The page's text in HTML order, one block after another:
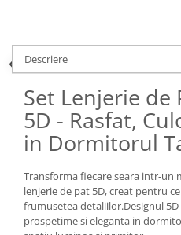
Descriere
Set Lenjerie
5D - Rasfat,
in Dormitorul
Transforma fiecare seara intr-un
lenjerie de pat 5D, creat pentru
frumusetea detaliilor.Designul
prospetime si eleganta in